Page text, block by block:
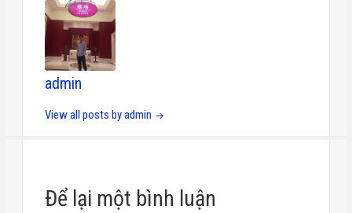
admin
View all posts by admin
Để lại một bình luận